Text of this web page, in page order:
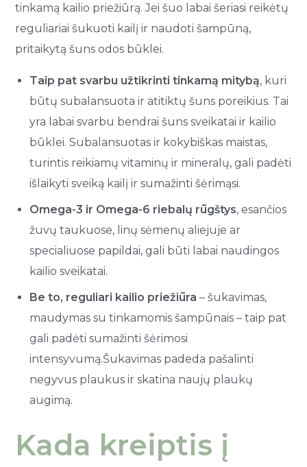
tinkamą kailio priežiūrą. Jei šuo labai šeriasi reikėtų
reguliariai šukuoti kailį ir naudoti šampūną,
pritaikytą šuns odos būklei.
Taip pat svarbu užtikrinti tinkamą mitybą, kuri
būtų subalansuota ir atitiktų šuns poreikius. Tai
yra labai svarbu bendrai šuns sveikatai ir kailio
būklei. Subalansuotas ir kokybiškas maistas,
turintis reikiamų vitaminų ir mineralų, gali padėti
išlaikyti sveiką kailį ir sumažinti šėrimąsi.
Omega-3 ir Omega-6 riebalų rūgštys, esančios
žuvų taukuose, linų sėmenų aliejuje ar
specialiuose papildai, gali būti labai naudingos
kailio sveikatai.
Be to, reguliari kailio priežiūra – šukavimas,
maudymas su tinkamomis šampūnais – taip pat
gali padėti sumažinti šėrimosi
intensyvumą.Šukavimas padeda pašalinti
negyvus plaukus ir skatina naujų plaukų
augimą.
Kada kreiptis į